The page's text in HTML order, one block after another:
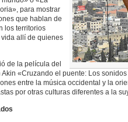
para mostrar
que hablan de
los territorios
allí de quienes
de la película del
«Cruzando el puente: Los
entre la música occidental y la
por otras culturas diferentes a la